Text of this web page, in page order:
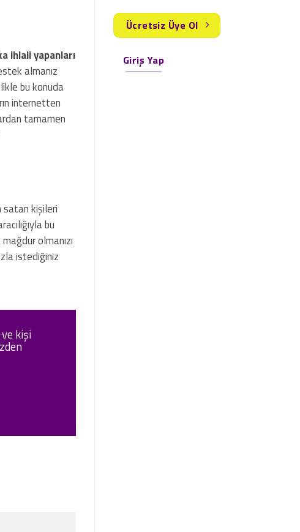
ihlali yapanları
almanız
bu konuda
internetten
tamamen
satan kişileri
bu
olmanızı
istediğiniz
kişi
Ücretsiz Üye Ol
Giriş Yap